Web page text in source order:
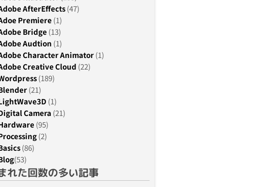
AfterEffects(47)
Premiere (1)
Bridge (13)
Audtion (1)
Character Animator(1)
Creative Cloud (22)
(189)
(21)
(1)
Camera (21)
(95)
(2)
(86)
(53)
れた回数の多い記事